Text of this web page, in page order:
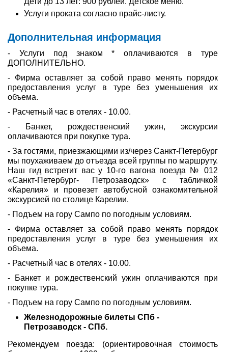
Услуги проката согласно прайс-листу.
Дополнительная информация
- Услуги под знаком * оплачиваются в туре
ДОПОЛНИТЕЛЬНО.
- Фирма оставляет за собой право менять порядок
предоставления услуг в туре без уменьшения их
объема.
- Расчетный час в отелях - 10.00.
- Банкет, рождественский ужин, экскурсии
оплачиваются при покупке тура.
- За гостями, приезжающими из/через Санкт-Петербург
мы поухаживаем до отъезда всей группы по маршруту.
Наш гид встретит вас у 10-го вагона поезда № 012
«Санкт-Петербург- Петрозаводск» с табличкой
«Карелия» и провезет автобусной ознакомительной
экскурсией по столице Карелии.
- Подъем на гору Сампо по погодным условиям.
- Фирма оставляет за собой право менять порядок
предоставления услуг в туре без уменьшения их
объема.
- Расчетный час в отелях - 10.00.
- Банкет и рождественский ужин оплачиваются при
покупке тура.
- Подъем на гору Сампо по погодным условиям.
Железнодорожные билеты СПб -
Петрозаводск - СПб.
Рекомендуем поезда: (ориентировочная стоимость